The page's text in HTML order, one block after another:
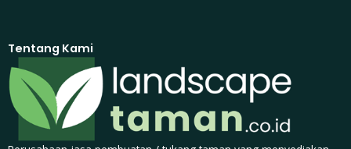
Tentang Kami